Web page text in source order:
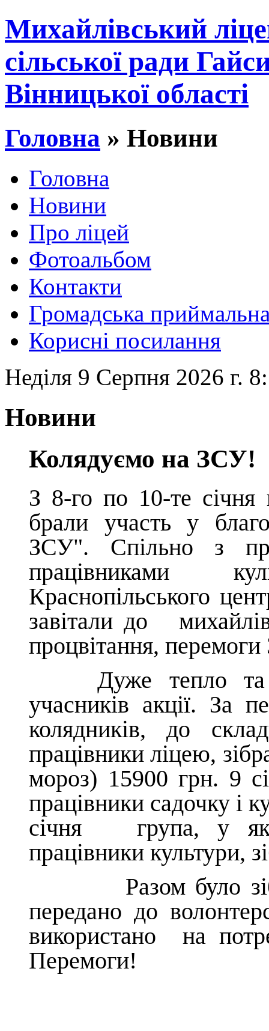
Михайлівський
сільської ради
Вінницької області
Головна » Новини
Головна
Новини
Про ліцей
Фотоальбом
Контакти
Громадська
Корисні посилання
Неділя 9 Серпня 2026 г.
Новини
Колядуємо на ЗСУ!
З 8-го по 10-те січня
брали участь у
ЗСУ". Спільно з
працівниками
Краснопільського
завітали до
процвітання,
Дуже тепло та
учасників акції. За
колядників, до
працівники ліцею,
мороз) 15900 грн. 9
працівники садочку і
січня група, у
працівники культури,
Разом було
передано до
використано на
Перемоги!